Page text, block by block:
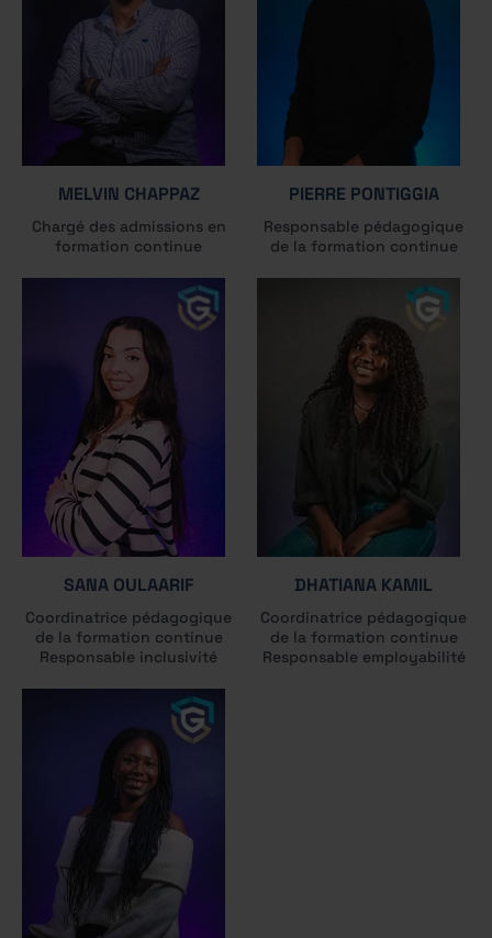
MELVIN CHAPPAZ
Chargé des admissions en
formation continue
PIERRE PONTIGGIA
Responsable pédagogique
de la formation continue
SANA OULAARIF
Coordinatrice pédagogique
de la formation continue
Responsable inclusivité
DHATIANA KAMIL
Coordinatrice pédagogique
de la formation continue
Responsable employabilité